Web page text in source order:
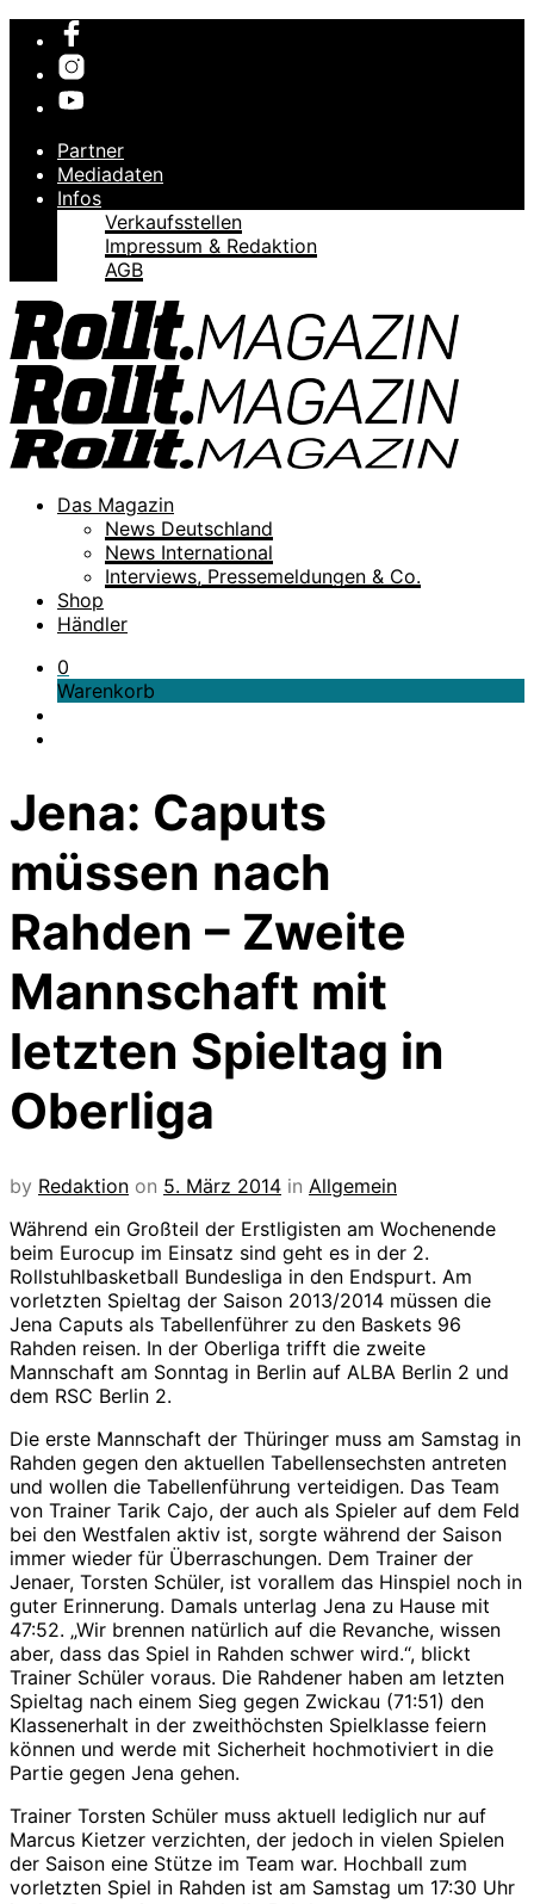
Partner
Mediadaten
Infos
Verkaufsstellen
Impressum & Redaktion
AGB
Das Magazin
News Deutschland
News International
Interviews, Pressemeldungen & Co.
Shop
Händler
0
Warenkorb
Jena: Caputs
müssen nach
Rahden – Zweite
Mannschaft mit
letzten Spieltag in
Oberliga
by Redaktion on 5. März 2014 in Allgemein
Während ein Großteil der Erstligisten am Wochenende
beim Eurocup im Einsatz sind geht es in der 2.
Rollstuhlbasketball Bundesliga in den Endspurt. Am
vorletzten Spieltag der Saison 2013/2014 müssen die
Jena Caputs als Tabellenführer zu den Baskets 96
Rahden reisen. In der Oberliga trifft die zweite
Mannschaft am Sonntag in Berlin auf ALBA Berlin 2 und
dem RSC Berlin 2.
Die erste Mannschaft der Thüringer muss am Samstag in
Rahden gegen den aktuellen Tabellensechsten antreten
und wollen die Tabellenführung verteidigen. Das Team
von Trainer Tarik Cajo, der auch als Spieler auf dem Feld
bei den Westfalen aktiv ist, sorgte während der Saison
immer wieder für Überraschungen. Dem Trainer der
Jenaer, Torsten Schüler, ist vorallem das Hinspiel noch in
guter Erinnerung. Damals unterlag Jena zu Hause mit
47:52. „Wir brennen natürlich auf die Revanche, wissen
aber, dass das Spiel in Rahden schwer wird.“, blickt
Trainer Schüler voraus. Die Rahdener haben am letzten
Spieltag nach einem Sieg gegen Zwickau (71:51) den
Klassenerhalt in der zweithöchsten Spielklasse feiern
können und werde mit Sicherheit hochmotiviert in die
Partie gegen Jena gehen.
Trainer Torsten Schüler muss aktuell lediglich nur auf
Marcus Kietzer verzichten, der jedoch in vielen Spielen
der Saison eine Stütze im Team war. Hochball zum
vorletzten Spiel in Rahden ist am Samstag um 17:30 Uhr